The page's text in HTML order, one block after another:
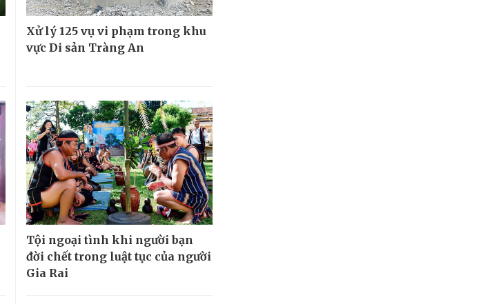
Xử lý 125 vụ vi phạm trong khu
vực Di sản Tràng An
Tội ngoại tình khi người bạn
đời chết trong luật tục của người
Gia Rai